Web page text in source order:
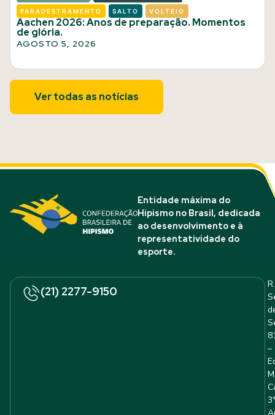
PARADESTRAMENTO SALTO VOLTEIO
Aachen 2026: Anos de preparação. Momentos
de glória.
AGOSTO 5, 2026
Ver todas as notícias
Entidade máxima do
Hipismo no Brasil, dedicada
ao desenvolvimento e à
representatividade do
esporte.
(21) 2277-9150
R.
–